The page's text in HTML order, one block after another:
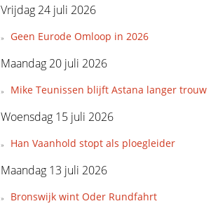
Vrijdag 24 juli 2026
Geen Eurode Omloop in 2026
Maandag 20 juli 2026
Mike Teunissen blijft Astana langer trouw
Woensdag 15 juli 2026
Han Vaanhold stopt als ploegleider
Maandag 13 juli 2026
Bronswijk wint Oder Rundfahrt